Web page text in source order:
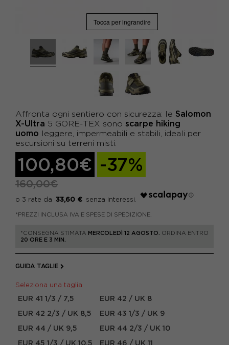
Tocca per ingrandire
Affronta ogni sentiero con sicurezza: le Salomon
X-Ultra 5 GORE-TEX sono scarpe hiking
uomo leggere, impermeabili e stabili, ideali per
escursioni su terreni misti.
100,80€ -37%
160,00€
33,60 €
*PREZZI INCLUSA IVA E SPESE DI SPEDIZIONE.
*CONSEGNA STIMATA MERCOLEDÌ 12 AGOSTO.
ORDINA ENTRO
20 ORE E 3 MIN.
GUIDA TAGLIE
Seleziona una taglia
EUR 41 1/3 / 7,5
EUR 42 / UK 8
EUR 42 2/3 / UK 8,5
EUR 43 1/3 / UK 9
EUR 44 / UK 9,5
EUR 44 2/3 / UK 10
EUR 45 1/3 / UK 10,5
EUR 46 / UK 11